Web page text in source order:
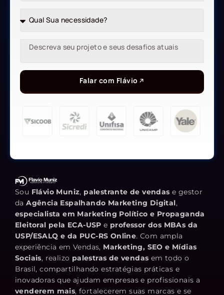
Falar com Flávio
Sou Flávio Muniz, palestrante de vendas e gestor
daAgência Espalhando Marketing Digital,
especialista em Marketing Político e Propaganda
Eleitoral pela ECA-USP e professor dos MBAs da
USP/ESALQ e da PUC-RS Online. Com ampla
experiência em Vendas, Marketing, SEO e Mídias
Sociais, realizo palestras de vendas em todo o
Brasil, compartilhando estratégias práticas e
inovadoras que ajudam empresas e profissionais a
venderem mais, fortalecerem suas marcas e se